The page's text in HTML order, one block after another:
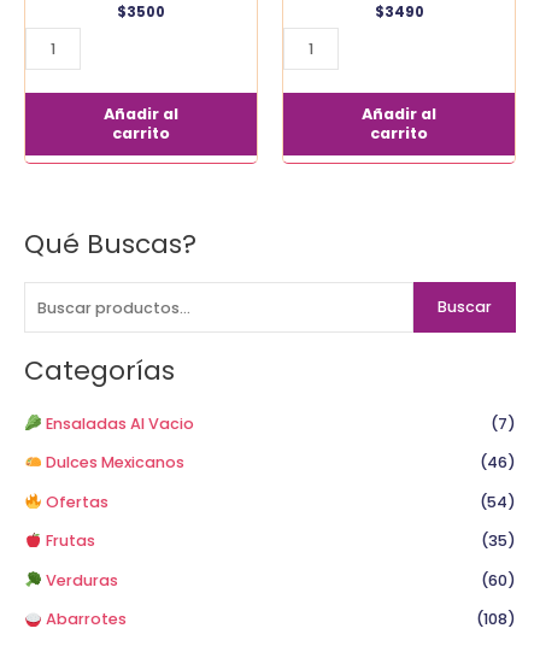
Qué Buscas?
B
c
a
p
:
Buscar
Categorías
Ensaladas Al Vacio
(7)
Dulces Mexicanos
(46)
Ofertas
(54)
Frutas
(35)
Verduras
(60)
Abarrotes
(108)
$3500
8
Añadir al
carrito
$3490
650
Añadir al
carrito